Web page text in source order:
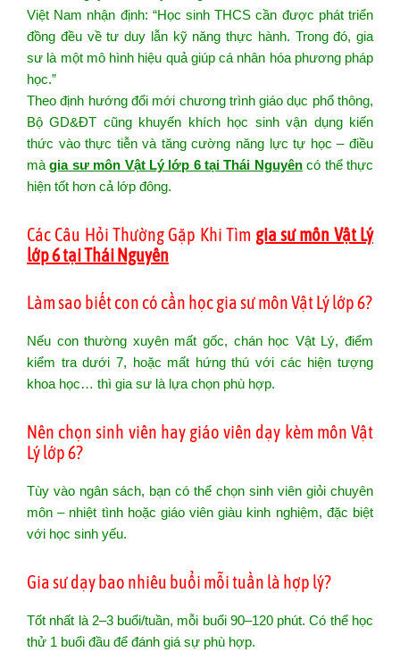
Việt Nam nhận định: “Học sinh THCS cần được phát triển
đồng đều về tư duy lẫn kỹ năng thực hành. Trong đó, gia
sư là một mô hình hiệu quả giúp cá nhân hóa phương pháp
học.”
Theo định hướng đổi mới chương trình giáo dục phổ thông,
Bộ GD&ĐT cũng khuyến khích học sinh vận dụng kiến
thức vào thực tiễn và tăng cường năng lực tự học – điều
màgia sư môn Vật Lý lớp 6 tại Thái Nguyêncó thể thực
hiện tốt hơn cả lớp đông.
Các Câu Hỏi Thường Gặp Khi Tìm gia sư môn Vật Lý
lớp 6 tại Thái Nguyên
Làm sao biết con có cần học gia sư môn Vật Lý lớp 6?
Nếu con thường xuyên mất gốc, chán học Vật Lý, điểm
kiểm tra dưới 7, hoặc mất hứng thú với các hiện tượng
khoa học… thì gia sư là lựa chọn phù hợp.
Nên chọn sinh viên hay giáo viên dạy kèm môn Vật
Lý lớp 6?
Tùy vào ngân sách, bạn có thể chọn sinh viên giỏi chuyên
môn – nhiệt tình hoặc giáo viên giàu kinh nghiệm, đặc biệt
với học sinh yếu.
Gia sư dạy bao nhiêu buổi mỗi tuần là hợp lý?
Tốt nhất là 2–3 buổi/tuần, mỗi buổi 90–120 phút. Có thể học
thử 1 buổi đầu để đánh giá sự phù hợp.